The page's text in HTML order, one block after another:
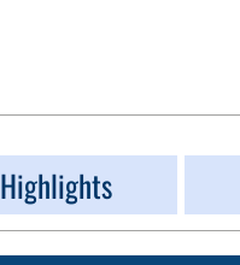
Highlights